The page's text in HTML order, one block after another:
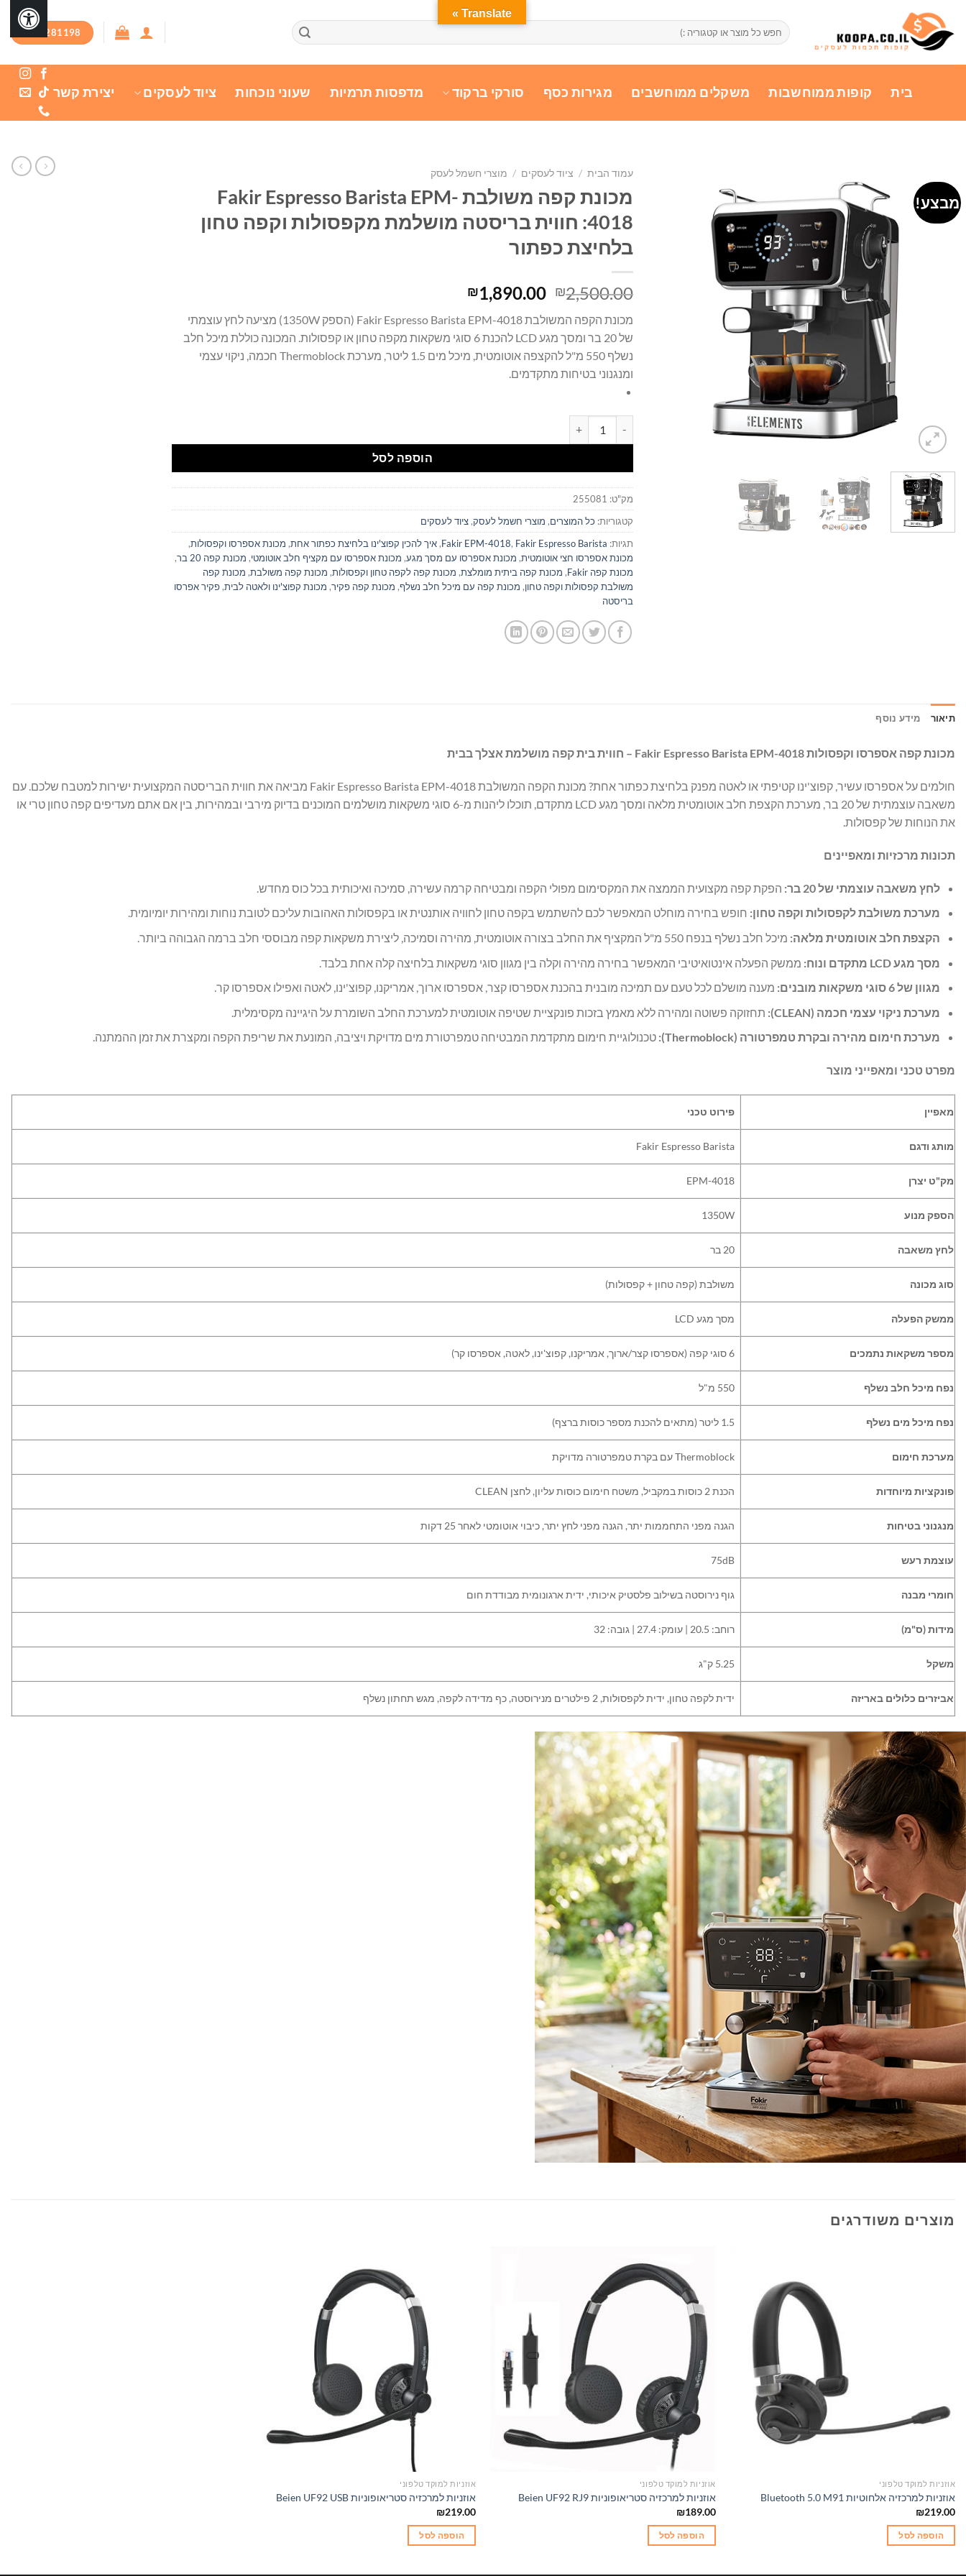
content
חיפוש
עבור:
03-7281198
בית קופות ממוחשבות משקלים ממוחשבים מגירות כסף סורקי ברקוד מדפסות תרמיות שעוני נוכחות ציוד לעסקים יצירת קשר
מבצע!
עמוד הבית / ציוד לעסקים / מוצרי חשמל לעסק
מכונת קפה משולבת Fakir Espresso Barista EPM-
4018: חווית בריסטה מושלמת מקפסולות וקפה טחון
בלחיצת כפתור
₪2,500.00
המחיר
היה:
₪2,500.00.
₪1,890.00
הוא:
₪1,890.00.
מכונת הקפה המשולבת Fakir Espresso Barista EPM-4018 (הספק 1350W) מציעה לחץ עוצמתי
של 20 בר ומסך מגע LCD להכנת 6 סוגי משקאות מקפה טחון או קפסולות. המכונה כוללת מיכל חלב
נשלף 550 מ"ל להקצפה אוטומטית, מיכל מים 1.5 ליטר, מערכת Thermoblock חכמה, ניקוי עצמי
ומנגנוני בטיחות מתקדמים.
הוספה לסל
מק"ט: 255081
קטגוריות: כל המוצרים, מוצרי חשמל לעסק,ציוד לעסקים
תגיות:
Fakir EPM-4018, Fakir Espresso Barista
,איך להכין קפוצ'ינו בלחיצת כפתור אחת, מכונת אספרסו וקפסולות,
מכונת אספרסו חצי אוטומטית, מכונת אספרסו עם מסך מגע, מכונת אספרסו עם מקציף חלב אוטומטי, מכונת קפה 20 בר
,
מכונת קפה Fakir
, מכונת קפה ביתית מומלצת, מכונת קפה לקפה טחון וקפסולות, מכונת קפה משולבת, מכונת קפה
משולבת קפסולות וקפה טחון, מכונת קפה עם מיכל חלב נשלף, מכונת קפה פקיר, מכונת קפוצ'ינו ולאטה לבית,פקיר אפרסו
בריסטה
תיאור מידע נוסף
מכונת קפה אספרסו וקפסולות חווית בית קפה מושלמת אצלך בבית
חולמים על אספרסו עשיר, קפוצ'ינו קטיפתי או לאטה מפנק בלחיצת כפתור אחת? מכונת הקפה המשולבת Fakir Espresso Barista EPM-4018 מביאה את חווית הבריסטה המקצועית ישירות למטבח שלכם. עם
משאבה עוצמתית של 20 בר, מערכת הקצפת חלב אוטומטית מלאה ומסך מגע LCD מתקדם, תוכלו ליהנות מ-6 סוגי משקאות מושלמים המוכנים בדיוק מירבי ובמהירות, בין אם אתם מעדיפים קפה טחון טרי או
את הנוחות של קפסולות.
תכונות מרכזיות ומאפיינים
לחץ משאבה עוצמתי של 20 בר : הפקת קפה מקצועית הממצה את המקסימום מפולי הקפה ומבטיחה קרמה עשירה, סמיכה ואיכותית בכל כוס מחדש.
מערכת משולבת לקפסולות וקפה טחון: חופש בחירה מוחלט המאפשר לכם להשתמש בקפה טחון לחוויה אותנטית או בקפסולות האהובות עליכם לטובת נוחות ומהירות יומיומית.
הקצפת חלב אוטומטית מלאה: מיכל חלב נשלף בנפח 550 מ"ל המקציף את החלב בצורה אוטומטית, מהירה וסמיכה, ליצירת משקאות קפה מבוססי חלב ברמה הגבוהה ביותר.
מסך מגע
מתקדם ונוח: ממשק הפעלה אינטואיטיבי המאפשר בחירה מהירה וקלה בין מגוון סוגי משקאות בלחיצה קלה אחת בלבד.
מגוון של 6 סוגי משקאות מובנים
: מענה מושלם לכל טעם עם תמיכה מובנית בהכנת אספרסו קצר, אספרסו ארוך, אמריקנו, קפוצ'ינו, לאטה ואפילו אספרסו קר.
מערכת ניקוי עצמי חכמה (CLEAN):
תחזוקה פשוטה ומהירה ללא מאמץ בזכות פונקציית שטיפה אוטומטית למערכת החלב השומרת על היגיינה מקסימלית.
מערכת חימום מהירה ובקרת טמפרטורה (Thermoblock): טכנולוגיית חימום מתקדמת המבטיחה טמפרטורת מים מדויקת ויציבה, המונעת את שריפת הקפה ומקצרת את זמן ההמתנה.
מפרט טכני ומאפייני מוצר
מאפיין פירוט טכני
מותג ודגם Fakir Espresso Barista
מק"ט יצרן EPM-4018
הספק מנוע 1350W
לחץ משאבה 20 בר
סוג מכונה משולבת (קפה טחון + קפסולות)
ממשק הפעלה מסך מגע LCD
מספר משקאות נתמכים 6 סוגי קפה (אספרסו קצר/ארוך, אמריקנו, קפוצ'ינו, לאטה, אספרסו קר)
נפח מיכל חלב נשלף 550 מ"ל
נפח מיכל מים נשלף 1.5 ליטר (מתאים להכנת מספר כוסות ברצף)
מערכת חימום Thermoblock עם בקרת טמפרטורה מדויקת
פונקציות מיוחדות הכנת 2 כוסות במקביל, משטח חימום כוסות עליון, לחצן CLEAN
מנגנוני בטיחות הגנה מפני התחממות יתר, הגנה מפני לחץ יתר, כיבוי אוטומטי לאחר 25 דקות
עוצמת רעש 75dB
חומרי מבנה גוף נירוסטה בשילוב פלסטיק איכותי, ידית ארגונומית מבודדת חום
מידות (ס"מ) רוחב: 20.5 | עומק: 27.4 | גובה: 32
משקל 5.25 ק"ג
אביזרים כלולים באריזה ידית לקפה טחון, ידית לקפסולות, 2 פילטרים מנירוסטה, כף מדידה לקפה, מגש תחתון נשלף
מוצרים משודרגים
אוזניות למוקד טלפוני
אוזניות למרכזיה אלחוטיות Bluetooth 5.0 M91
₪219.00
הוספה לסל
אוזניות למוקד טלפוני
אוזניות למרכזיה סטריאופוניות Beien UF92 RJ9
₪189.00
הוספה לסל
אוזניות למוקד טלפוני
אוזניות למרכזיה סטריאופוניות Beien UF92 USB
₪219.00
הוספה לסל
Translate »